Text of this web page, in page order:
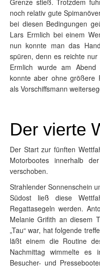
Grenze stieß. Trotzdem
noch relativ gute
bei diesen Bedingungen
Lars Ermlich bei einem
nun konnte man das
spüren, denn es reichte
Ermlich wurde am
konnte aber ohne größere
als Vorschiffsmann
Der vierte
Der Start zur fünften
Motorbootes innerhalb
verschoben.
Strahlender Sonnenschein
Südost ließ diese
Regattasegeln werden.
Melanie Grifith an diesem
„Tau“ war, hat folgende
läßt einem die Routine
Nachmittag wimmelte
Besucher- und